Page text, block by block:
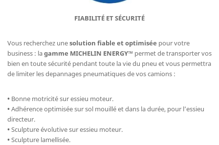
FIABILITÉ ET SÉCURITÉ
Vous recherchez unesolution fiable et optimisée pour votre
business : lagamme MICHELIN ENERGY™ permet de transporter vos
bien en toute sécurité pendant toute la vie du pneu et vous permettra
de limiter les depannages pneumatiques de vos camions :
• Bonne motricité sur essieu moteur.
•Adhérence optimisée sur sol mouillé et dans la durée, pour l’essieu
directeur.
•Sculpture évolutive sur essieu moteur.
•Sculpture lamellisée.